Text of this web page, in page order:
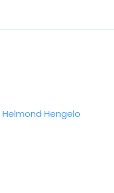
Helmond Hengelo